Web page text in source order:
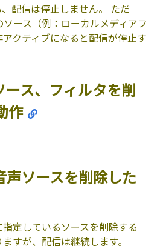
配信は停止しません。 ただ
ース（例：ローカルメディアフ
クティブになると配信が停止す
ース、フィルタを削
作
声ソースを削除した
定しているソースを削除する
すが、配信は継続します。